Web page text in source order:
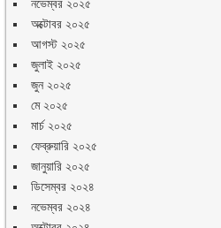
নভেম্বর ২০২৫
অক্টোবর ২০২৫
আগস্ট ২০২৫
জুলাই ২০২৫
জুন ২০২৫
মে ২০২৫
মার্চ ২০২৫
ফেব্রুয়ারি ২০২৫
জানুয়ারি ২০২৫
ডিসেম্বর ২০২৪
নভেম্বর ২০২৪